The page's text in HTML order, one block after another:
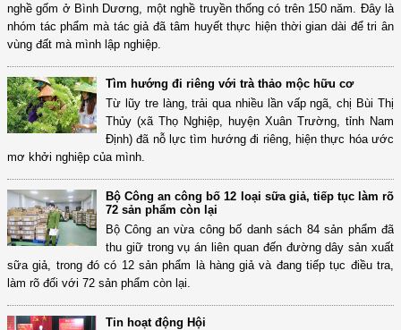
nghề gốm ở Bình Dương, một nghề truyền thống có trên 150 năm. Đây là
nhóm tác phẩm mà tác giả đã tâm huyết thực hiện thời gian dài để tri ân
vùng đất mà mình lập nghiệp.
Tìm hướng đi riêng với trà thảo mộc hữu cơ
Từ lũy tre làng, trải qua nhiều lần vấp ngã, chị Bùi Thị
Thủy (xã Thọ Nghiệp, huyện Xuân Trường, tỉnh Nam
Định) đã nỗ lực tìm hướng đi riêng, hiện thực hóa ước
mơ khởi nghiệp của mình.
Bộ Công an công bố 12 loại sữa giả, tiếp tục làm rõ
72 sản phẩm còn lại
Bộ Công an vừa công bố danh sách 84 sản phẩm đã
thu giữ trong vụ án liên quan đến đường dây sản xuất
sữa giả, trong đó có 12 sản phẩm là hàng giả và đang tiếp tục điều tra,
làm rõ đối với 72 sản phẩm còn lại.
Tin hoạt động Hội